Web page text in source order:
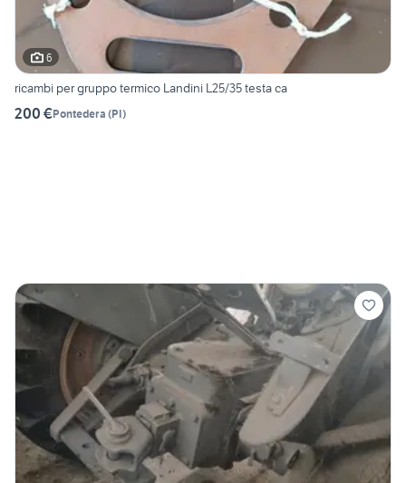
6
ricambi per gruppo termico Landini L25/35 testa ca
200 €Pontedera (PI)